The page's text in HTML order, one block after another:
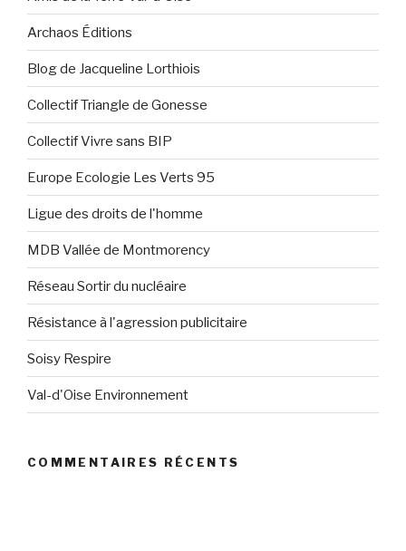
Archaos Éditions
Blog de Jacqueline Lorthiois
Collectif Triangle de Gonesse
Collectif Vivre sans BIP
Europe Ecologie Les Verts 95
Ligue des droits de l'homme
MDB Vallée de Montmorency
Réseau Sortir du nucléaire
Résistance à l'agression publicitaire
Soisy Respire
Val-d'Oise Environnement
COMMENTAIRES RÉCENTS